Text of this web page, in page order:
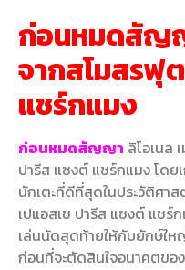
ก่อนหมดสัญ
จากสโมสรฟุ
แชร์กแมง
ก่อนหมดสัญญา ลิโอเนล
ปารีส แซงต์ แชร์กแมง โดย
นักเตะที่ดีที่สุดในประวัติศา
เปแอสเช ปารีส แซงต์ แชร์
เล่นนัดสุดท้ายให้กับยักษ์ใ
ก่อนที่จะตัดสินใจอนาคตขอ